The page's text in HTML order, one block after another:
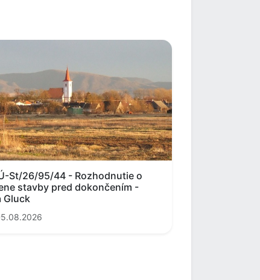
St/26/95/44 - Rozhodnutie o
stavby pred dokončením -
Gluck